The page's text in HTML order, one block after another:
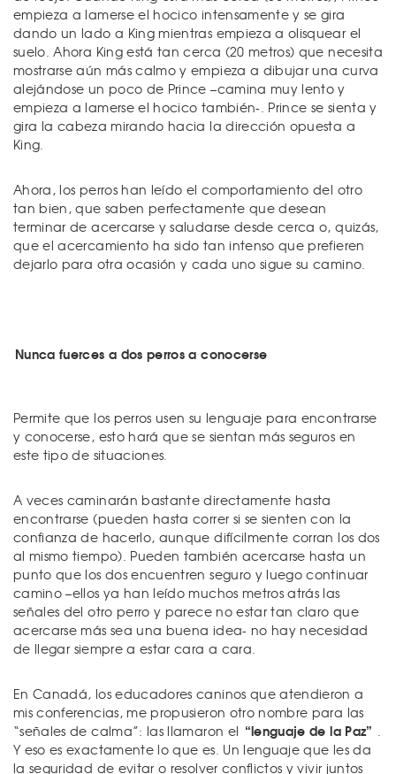
empieza a lamerse el hocico intensamente y se gira
dando un lado a King mientras empieza a olisquear el
suelo. Ahora King está tan cerca (20 metros) que necesita
mostrarse aún más calmo y empieza a dibujar una curva
alejándose un poco de Prince –camina muy lento y
empieza a lamerse el hocico también-. Prince se sienta y
gira la cabeza mirando hacia la dirección opuesta a
King.
Ahora, los perros han leído el comportamiento del otro
tan bien, que saben perfectamente que desean
terminar de acercarse y saludarse desde cerca o, quizás,
que el acercamiento ha sido tan intenso que prefieren
dejarlo para otra ocasión y cada uno sigue su camino.
Nunca fuerces a dos perros a conocerse
Permite que los perros usen su lenguaje para encontrarse
y conocerse, esto hará que se sientan más seguros en
este tipo de situaciones.
A veces caminarán bastante directamente hasta
encontrarse (pueden hasta correr si se sienten con la
confianza de hacerlo, aunque difícilmente corran los dos
al mismo tiempo). Pueden también acercarse hasta un
punto que los dos encuentren seguro y luego continuar
camino –ellos ya han leído muchos metros atrás las
señales del otro perro y parece no estar tan claro que
acercarse más sea una buena idea- no hay necesidad
de llegar siempre a estar cara a cara.
En Canadá, los educadores caninos que atendieron a
mis conferencias, me propusieron otro nombre para las
“señales de calma”: las llamaron el “lenguaje de la Paz”
Y eso es exactamente lo que es. Un lenguaje que les da
la seguridad de evitar o resolver conflictos y vivir juntos